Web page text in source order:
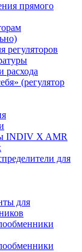
прямого
регуляторов
расхода
(регулятор
INDIV X AMR
для
для